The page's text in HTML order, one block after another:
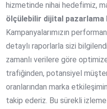
hizmetinde nihai hedefimiz,
ölçülebilir dijital pazarlama
Kampanyalarımızın
detaylı raporlarla sizi
zamanlı verilere göre
trafiğinden, potansiyel
oranlarından marka
takip ederiz. Bu sürekli